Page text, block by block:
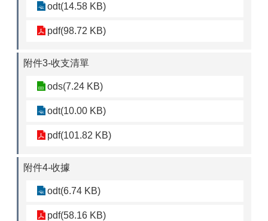
odt(14.58 KB)
pdf(98.72 KB)
附件3-收支清單
ods(7.24 KB)
odt(10.00 KB)
pdf(101.82 KB)
附件4-收據
odt(6.74 KB)
pdf(58.16 KB)